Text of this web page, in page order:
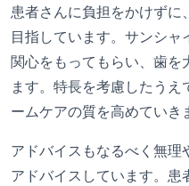
患者さんに負担をかけずに
目指しています。サンシ
関心をもってもらい、歯を
ます。特長を考慮したう
ームケアの質を高めていき
アドバイスもなるべく無理
アドバイスしています。患